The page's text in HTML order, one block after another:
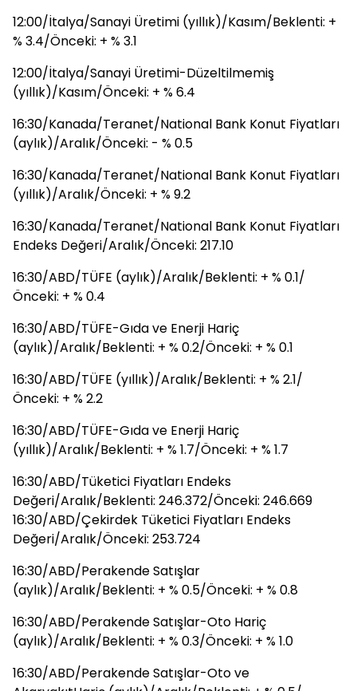
12:00/İtalya/Sanayi Üretimi (yıllık)/Kasım/Beklenti: +
% 3.4/Önceki: + % 3.1
12:00/İtalya/Sanayi Üretimi-Düzeltilmemiş
(yıllık)/Kasım/Önceki: + % 6.4
16:30/Kanada/Teranet/National Bank Konut Fiyatları
(aylık)/Aralık/Önceki: - % 0.5
16:30/Kanada/Teranet/National Bank Konut Fiyatları
(yıllık)/Aralık/Önceki: + % 9.2
16:30/Kanada/Teranet/National Bank Konut Fiyatları
Endeks Değeri/Aralık/Önceki: 217.10
16:30/ABD/TÜFE (aylık)/Aralık/Beklenti: + % 0.1/
Önceki: + % 0.4
16:30/ABD/TÜFE-Gıda ve Enerji Hariç
(aylık)/Aralık/Beklenti: + % 0.2/Önceki: + % 0.1
16:30/ABD/TÜFE (yıllık)/Aralık/Beklenti: + % 2.1/
Önceki: + % 2.2
16:30/ABD/TÜFE-Gıda ve Enerji Hariç
(yıllık)/Aralık/Beklenti: + % 1.7/Önceki: + % 1.7
16:30/ABD/Tüketici Fiyatları Endeks
Değeri/Aralık/Beklenti: 246.372/Önceki: 246.669
16:30/ABD/Çekirdek Tüketici Fiyatları Endeks
Değeri/Aralık/Önceki: 253.724
16:30/ABD/Perakende Satışlar
(aylık)/Aralık/Beklenti: + % 0.5/Önceki: + % 0.8
16:30/ABD/Perakende Satışlar-Oto Hariç
(aylık)/Aralık/Beklenti: + % 0.3/Önceki: + % 1.0
16:30/ABD/Perakende Satışlar-Oto ve